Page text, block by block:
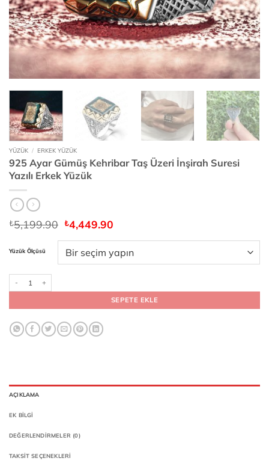
YÜZÜK / ERKEK YÜZÜK
925 Ayar Gümüş Kehribar Taş Üzeri İnşirah Suresi
Yazılı Erkek Yüzük
₺5,199.90 Orijinal
fiyat:
₺5,199.90.
₺4,449.90
fiyat:
₺4,449.90.
Yüzük Ölçüsü
925 Ayar Gümüş Kehribar Taş Üzeri İnşirah Suresi Yazılı Erkek Yüzük adet
SEPETE EKLE
AÇIKLAMA
EK BILGI
DEĞERLENDIRMELER (0)
TAKSIT SEÇENEKLERI